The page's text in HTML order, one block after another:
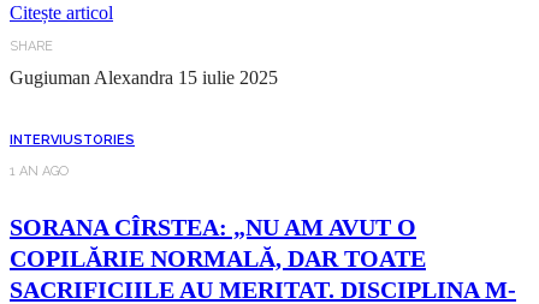
Citește articol
SHARE
Gugiuman Alexandra 15 iulie 2025
INTERVIUSTORIES
1 AN AGO
SORANA CÎRSTEA: „NU AM AVUT O
COPILĂRIE NORMALĂ, DAR TOATE
SACRIFICIILE AU MERITAT. DISCIPLINA M-